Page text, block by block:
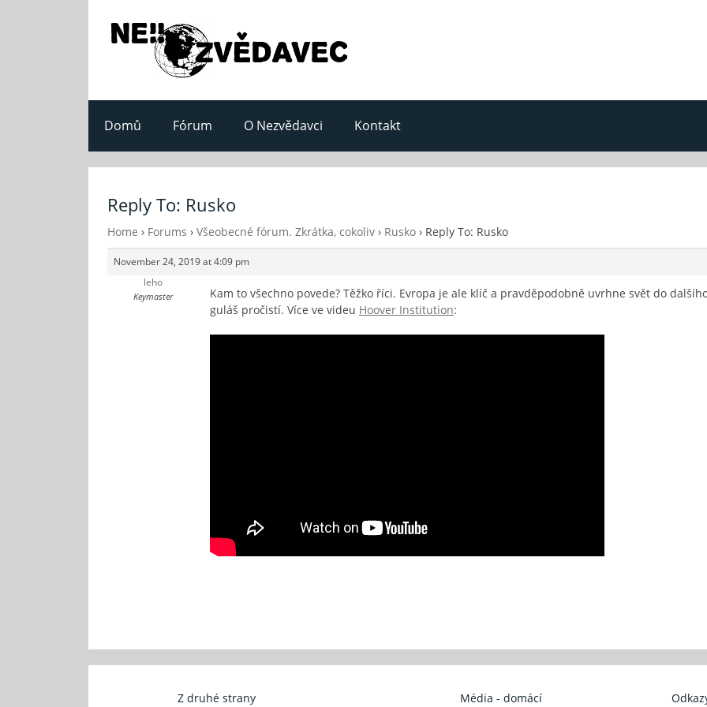
Domů Fórum O Nezvědavci Kontakt
Reply To: Rusko
Home › Forums › Všeobecné fórum. Zkrátka, cokoliv › Rusko › Reply To: Rusko
November 24, 2019 at 4:09 pm
leho
Keymaster
Kam to všechno povede? Těžko říci. Evropa je ale klíč a pravděpodobně uvrhne svět do
guláš pročistí. Více ve videu Hoover Institution:
Z druhé strany Média - domácí